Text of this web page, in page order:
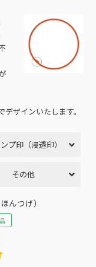
ザインいたします。
プ印（浸透印）
その他
んつげ）